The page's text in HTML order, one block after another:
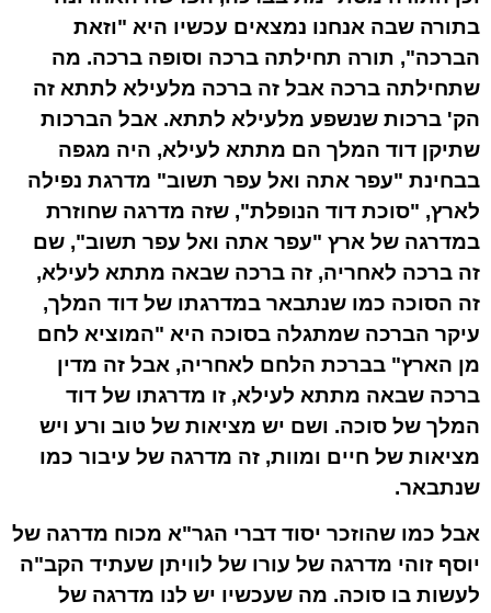
בתורה שבה אנחנו נמצאים עכשיו היא "וזאת
הברכה", תורה תחילתה ברכה וסופה ברכה. מה
שתחילתה ברכה אבל זה ברכה מלעילא לתתא זה
הק' ברכות שנשפע מלעילא לתתא. אבל הברכות
שתיקן דוד המלך הם מתתא לעילא, היה מגפה
בבחינת "עפר אתה ואל עפר תשוב" מדרגת נפילה
לארץ, "סוכת דוד הנופלת", שזה מדרגה שחוזרת
במדרגה של ארץ "עפר אתה ואל עפר תשוב", שם
זה ברכה לאחריה, זה ברכה שבאה מתתא לעילא,
זה הסוכה כמו שנתבאר במדרגתו של דוד המלך,
עיקר הברכה שמתגלה בסוכה היא "המוציא לחם
מן הארץ" בברכת הלחם לאחריה, אבל זה מדין
ברכה שבאה מתתא לעילא, זו מדרגתו של דוד
המלך של סוכה. ושם יש מציאות של טוב ורע ויש
מציאות של חיים ומוות, זה מדרגה של עיבור כמו
שנתבאר.
אבל כמו שהוזכר יסוד דברי הגר"א מכוח מדרגה של
יוסף זוהי מדרגה של עורו של לוויתן שעתיד הקב"ה
לעשות בו סוכה. מה שעכשיו יש לנו מדרגה של